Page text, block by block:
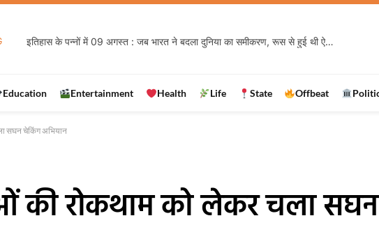
इतिहास के पन्नों में 09 अगस्त : जब भारत ने बदला दुनिया का समीकरण, रूस से हुई थी ऐसी संधि जिसने मजबूत किया देश का सुरक्षा कवच
Education Entertainment Health Life State Offbeat
सघन चेकिंग अभियान
की रोकथाम को लेकर चला